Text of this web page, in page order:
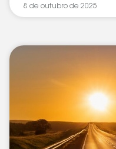
8 de outubro de 2025